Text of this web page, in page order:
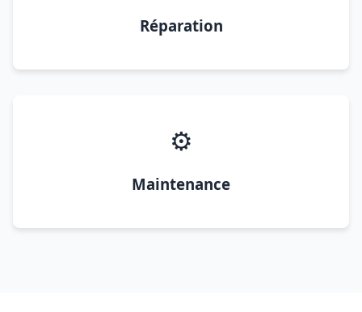
Réparation
⚙️
Maintenance